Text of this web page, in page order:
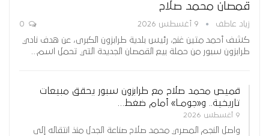
قمصان محمد صلاح
زياد عاطف 9 أغسطس 2026
كشف أحمد متين غنج، رئيس بلدية طرابزون الكبرى، عن هدف نادي
طرابزون سبور من حملة بيع القمصان الجديدة التي تحمل اسم…
قميص محمد صلاح مع طرابزون سبور يحقق مبيعات
تاريخية.. و«جومـا» أمام ضغط…
9 أغسطس 2026
واصل النجم المصري محمد صلاح صناعة الجدل منذ انتقاله إلى